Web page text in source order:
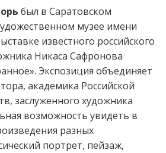
был в Саратовском
музее имени
известного российского
Никаса Сафронова
Экспозиция объединяет
академика Российской
заслуженного художника
возможность увидеть в
разных
портрет, пейзаж,